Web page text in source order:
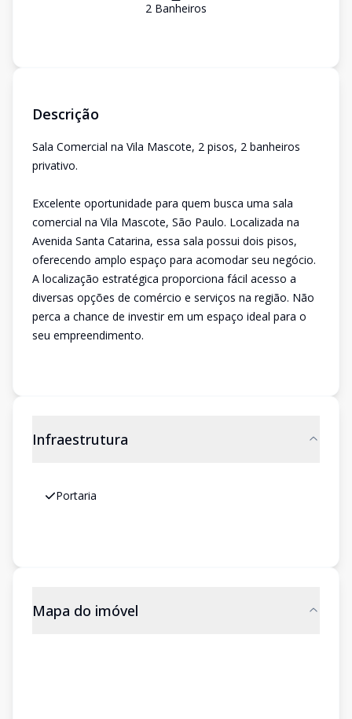
2 Banheiros
Descrição
Sala Comercial na Vila Mascote, 2 pisos, 2 banheiros
privativo.
Excelente oportunidade para quem busca uma sala
comercial na Vila Mascote, São Paulo. Localizada na
Avenida Santa Catarina, essa sala possui dois pisos,
oferecendo amplo espaço para acomodar seu negócio.
A localização estratégica proporciona fácil acesso a
diversas opções de comércio e serviços na região. Não
perca a chance de investir em um espaço ideal para o
seu empreendimento.
Infraestrutura
Portaria
Mapa do imóvel